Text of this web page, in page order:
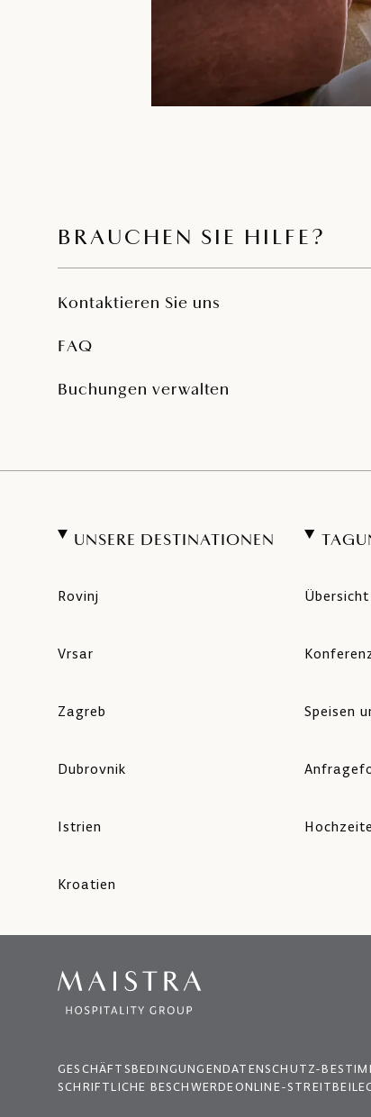
BRAUCHEN SIE HILFE?
Kontaktieren Sie uns
FAQ
Buchungen verwalten
UNSERE DESTINATIONEN
Rovinj
Vrsar
Zagreb
Dubrovnik
Istrien
Kroatien
Übersicht
Speisen
GESCHÄFTSBEDINGUNGENDATENSCHUTZ-
SCHRIFTLICHE BESCHWERDEONLINE-